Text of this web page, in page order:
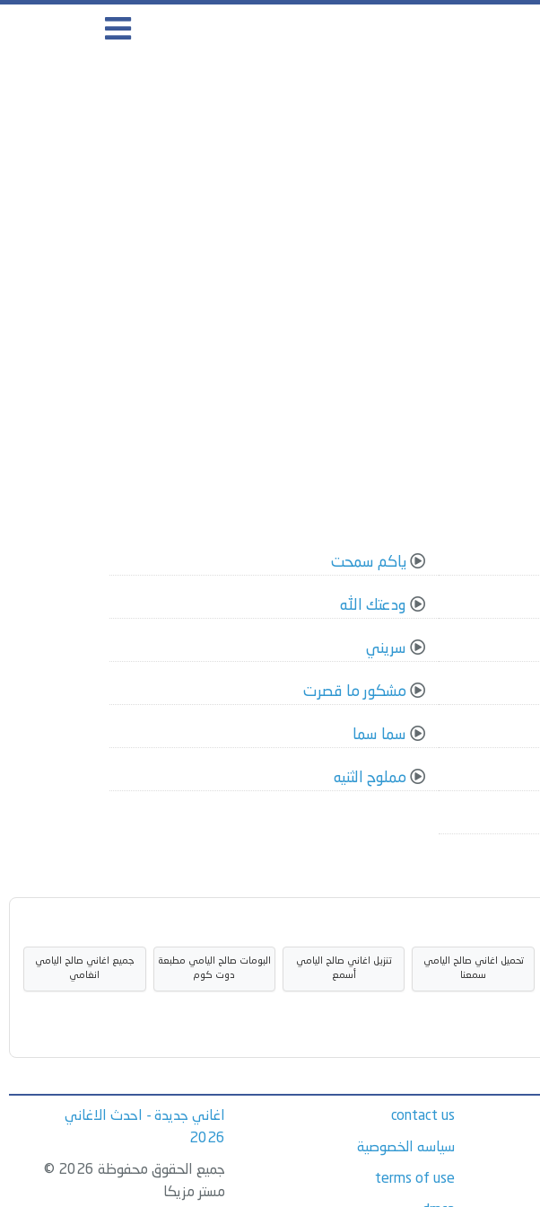
ياكم سمحت
ودعتك الله
سريني
مشكور ما قصرت
سما سما
مملوح الثنيه
تحميل اغاني صالح اليامي
سمعنا
تنزيل اغاني صالح اليامي
أسمع
البومات صالح اليامي مطبعة
دوت كوم
جميع اغاني صالح اليامي
انغامي
contact us
سياسه الخصوصية
terms of use
اغاني جديدة - احدث الاغاني
2026
جميع الحقوق محفوظة 2026 ©
مستر مزيكا